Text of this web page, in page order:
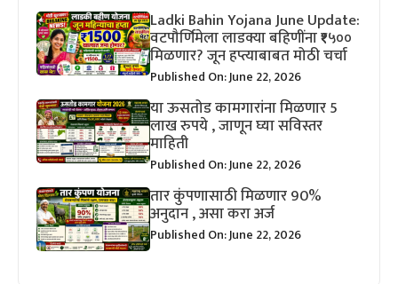
Ladki Bahin Yojana June Update:
वटपौर्णिमेला लाडक्या बहिणींना ₹१५००
मिळणार? जून हप्त्याबाबत मोठी चर्चा
Published On: June 22, 2026
या ऊसतोड कामगारांना मिळणार 5
लाख रुपये , जाणून घ्या सविस्तर
माहिती
Published On: June 22, 2026
तार कुंपणासाठी मिळणार 90%
अनुदान , असा करा अर्ज
Published On: June 22, 2026